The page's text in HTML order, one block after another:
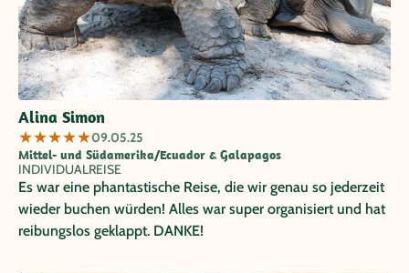
Alina Simon
★★★★★09.05.25
Mittel- und Südamerika/Ecuador & Galapagos
INDIVIDUALREISE
Es war eine phantastische Reise, die wir genau so jederzeit
wieder buchen würden! Alles war super organisiert und hat
reibungslos geklappt. DANKE!